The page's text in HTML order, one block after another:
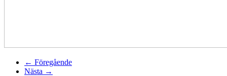
← Föregående
Nästa →